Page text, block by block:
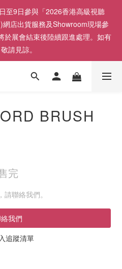
至9日參與「2026香港高級視聽
店出貨服務及Showroom現場參
於展會結束後陸續跟進處理。如有
請見諒。
BRUSH
完
請聯絡我們。
我們
追蹤清單